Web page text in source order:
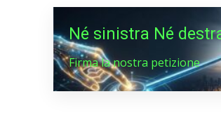
Né sinistra Né
Firma la nostra petizione